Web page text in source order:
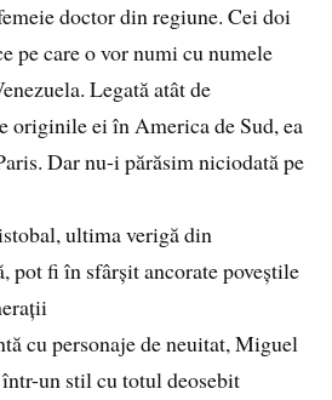
doctor din regiune. Cei doi
pe care o vor numi cu numele
Legată atât de
originile ei în America de Sud, ea
Dar nu-i părăsim niciodată pe
ultima verigă din
pot fi în sfârșit ancorate poveștile
cu personaje de neuitat, Miguel
un stil cu totul deosebit